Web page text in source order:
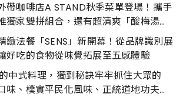
帶咖啡店A STAND秋季菜單登場！攜手
獨家雙拼組合，還有超清爽「酸梅湯氣
緻法餐「SENS」新開幕！從品牌識別展
好吃的食物從味覺拓展至五感體驗
中式料理，獨到秘訣牢牢抓住大眾的
味、樸實平民化風味、正統道地功夫菜